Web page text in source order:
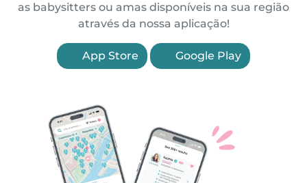
as babysitters ou amas disponíveis na sua região
através da nossa aplicação!
App Store Google Play